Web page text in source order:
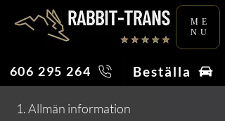
ME
NU
606 295 264 Beställa
1. Allmän information